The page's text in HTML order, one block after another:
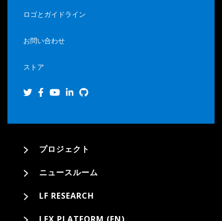
ロゴとガイドライン
お問い合わせ
ストア
プロジェクト
ニュースルーム
LF RESEARCH